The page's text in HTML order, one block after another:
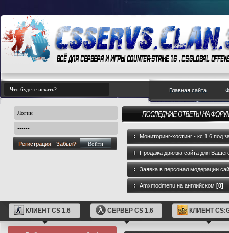
Главная сайта
Регистрация Забыл?
Мониторинг-хостинг - кс 1.6 под
Продажа движка сайта для
GameCMS[0]
Заявка в персонал модерации
Amxmodmenu на английском [0]
КЛИЕНТ CS 1.6 СЕРВЕР CS 1.6 КЛИЕНТ